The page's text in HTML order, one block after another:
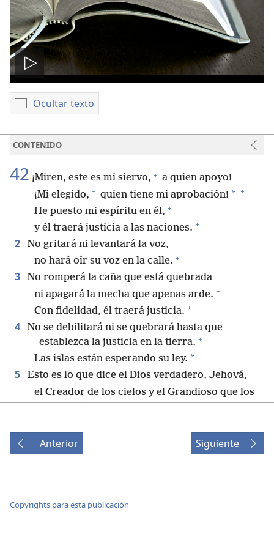
Reproducir
video
Ocultar texto
CONTENIDO
42 ¡Miren, este es mi siervo, + a quien apoyo!
¡Mi elegido, + quien tiene mi aprobación! * +
He puesto mi espíritu en él, +
y él traerá justicia a las naciones. +
2
No gritará ni levantará la voz,
no hará oír su voz en la calle. +
3
No romperá la caña que está quebrada
ni apagará la mecha que apenas arde. +
Con fidelidad, él traerá justicia. +
4
No se debilitará ni se quebrará hasta que
establezca la justicia en la tierra. +
Las islas están esperando su ley. *
5
Esto es lo que dice el Dios verdadero, Jehová,
el Creador de los cielos y el Grandioso que los
extendió, +
el que desplegó la tierra y lo que esta
produce,
el que da aliento a sus habitantes
te he agarrado de la mano.
Anterior Siguiente
Copyrights para esta publicación